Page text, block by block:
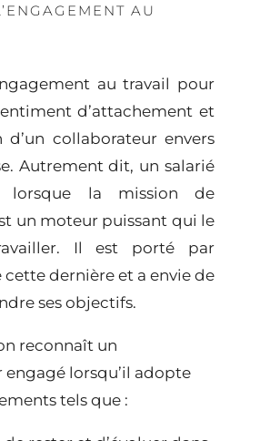
AU
au travail pour
d’attachement et
d’un collaborateurenvers
Autrement dit, un salarié
lorsque la mission de
un moteur puissant qui le
Il est porté par
cette dernière et a envie de
ses objectifs.
reconnaît un
engagé lorsqu’il adopte
tels que :